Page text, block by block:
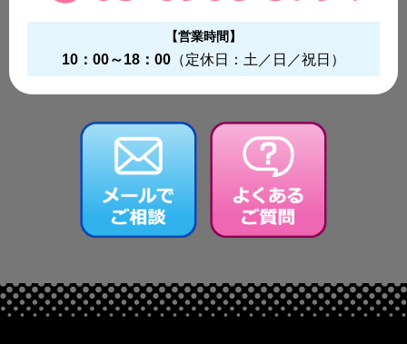
【営業時間】
10：00～18：00 （定休日：土／日／祝日）